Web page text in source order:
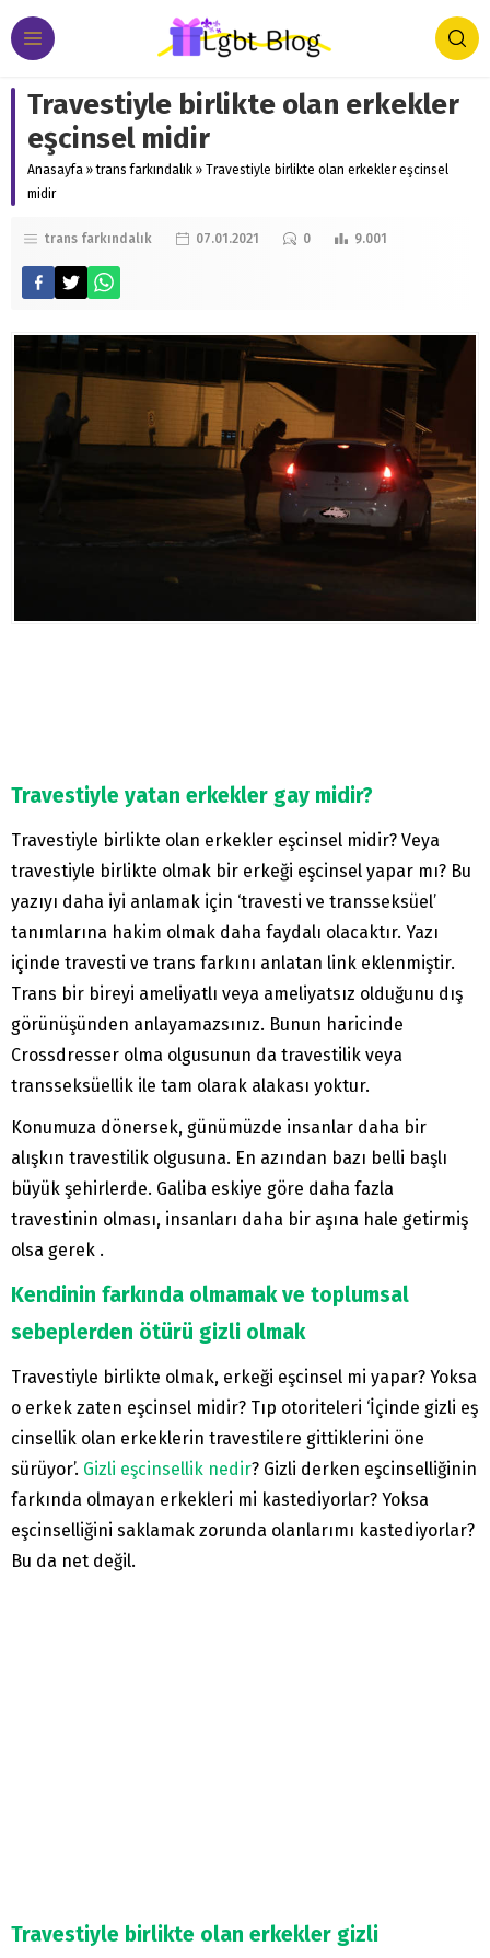
Travestiyle birlikte olan erkekler
eşcinsel midir
Anasayfa » trans farkındalık » Travestiyle birlikte olan erkekler eşcinsel
midir
trans farkındalık 07.01.2021 0 9.001
Travestiyle yatan erkekler gay midir?
Travestiyle birlikte olan erkekler eşcinsel midir? Veya
travestiyle birlikte olmak bir erkeği eşcinsel yapar mı? Bu
yazıyı daha iyi anlamak için ‘travesti ve transseksüel’
tanımlarına hakim olmak daha faydalı olacaktır. Yazı
içinde travesti ve trans farkını anlatan link eklenmiştir.
Trans bir bireyi ameliyatlı veya ameliyatsız olduğunu dış
görünüşünden anlayamazsınız. Bunun haricinde
Crossdresser olma olgusunun da travestilik veya
transseksüellik ile tam olarak alakası yoktur.
Konumuza dönersek, günümüzde insanlar daha bir
alışkın travestilik olgusuna. En azından bazı belli başlı
büyük şehirlerde. Galiba eskiye göre daha fazla
travestinin olması, insanları daha bir aşına hale getirmiş
olsa gerek .
Kendinin farkında olmamak ve toplumsal
sebeplerden ötürü gizli olmak
Travestiyle birlikte olmak, erkeği eşcinsel mi yapar? Yoksa
o erkek zaten eşcinsel midir? Tıp otoriteleri ‘İçinde gizli eş
cinsellik olan erkeklerin travestilere gittiklerini öne
sürüyor’. Gizli eşcinsellik nedir? Gizli derken eşcinselliğinin
farkında olmayan erkekleri mi kastediyorlar? Yoksa
eşcinselliğini saklamak zorunda olanlarımı kastediyorlar?
Bu da net değil.
Travestiyle birlikte olan erkekler gizli